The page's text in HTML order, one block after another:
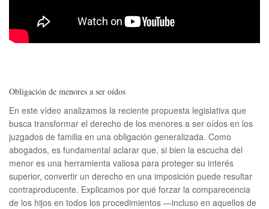
Obligación de menores a ser oídos
En este vídeo analizamos la reciente propuesta legislativa que
busca transformar el derecho de los menores a ser oídos en los
juzgados de familia en una obligación generalizada. Como
abogados, es fundamental aclarar que, si bien la escucha del
menor es una herramienta valiosa para proteger su interés
superior, convertir un derecho en una imposición puede resultar
contraproducente. Explicamos por qué forzar la comparecencia
de los hijos en todos los procedimientos —incluso en aquellos de